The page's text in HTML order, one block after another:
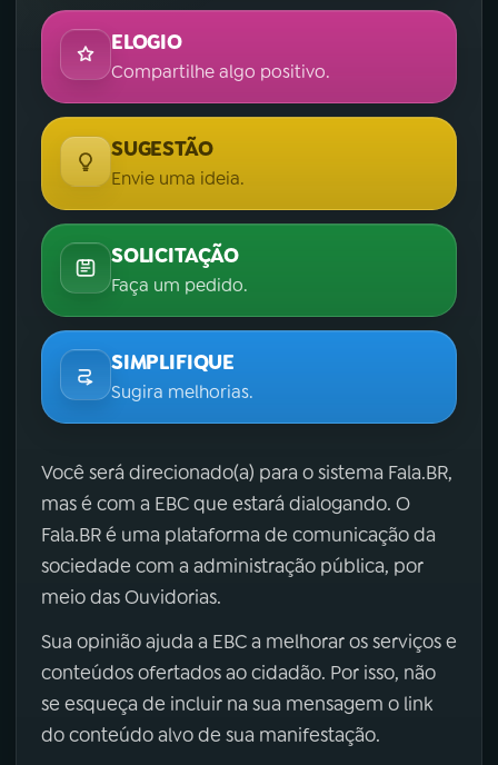
ELOGIO
Compartilhe algo positivo.
SUGESTÃO
Envie uma ideia.
SOLICITAÇÃO
Faça um pedido.
SIMPLIFIQUE
Sugira melhorias.
Você será direcionado(a) para o sistema Fala.BR,
mas é com a EBC que estará dialogando. O
Fala.BR é uma plataforma de comunicação da
sociedade com a administração pública, por
meio das Ouvidorias.
Sua opinião ajuda a EBC a melhorar os serviços e
conteúdos ofertados ao cidadão. Por isso, não
se esqueça de incluir na sua mensagem o link
do conteúdo alvo de sua manifestação.